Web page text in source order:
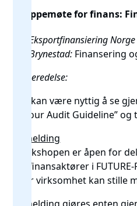
Gruppemøte for finans:
Eksportfinansiering
Brynestad: Finansering
Forberedelse:
Det kan være nyttig å se
Labour Audit Guideline”
Påmelding
Workshopen er åpen for
for finansaktører i
Hver virksomhet kan stille